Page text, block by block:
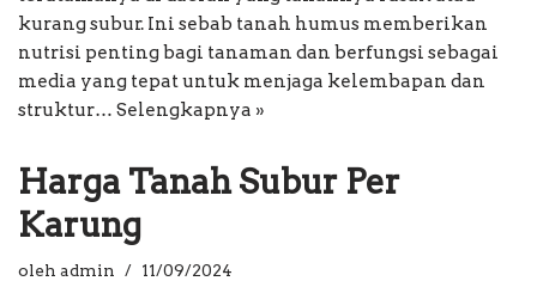
kurang subur. Ini sebab tanah humus memberikan
nutrisi penting bagi tanaman dan berfungsi sebagai
media yang tepat untuk menjaga kelembapan dan
struktur… Selengkapnya »
Harga Tanah Subur Per
Karung
oleh admin 11/09/2024